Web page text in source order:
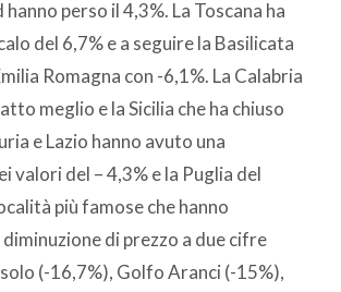
hanno perso il 4,3%. La Toscana ha
del 6,7% e a seguire la Basilicata
Romagna con -6,1%. La Calabria
meglio e la Sicilia che ha chiuso
e Lazio hanno avuto una
valori del – 4,3% e la Puglia del
più famose che hanno
di prezzo a due cifre
(-16,7%), Golfo Aranci (-15%),